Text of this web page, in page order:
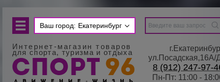
Ваш город: Екатеринбург
Интернет-магазин товаров
для спорта, туризма и отдыха
8 (912) 247-97-
Пн-Пт: 11:00 -